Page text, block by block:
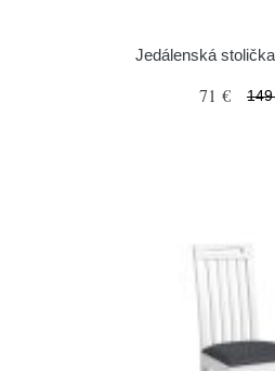
Jedálenská
71 €